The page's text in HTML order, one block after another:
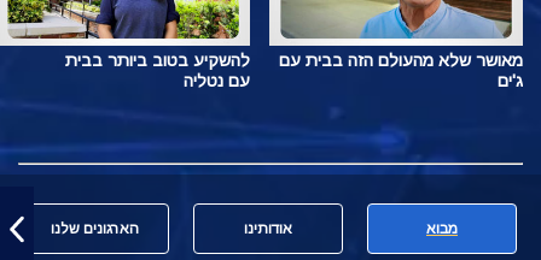
מאושר שלא מהעולם הזה בבית עם
ג'ים
להשקיע בטוב ביותר בבית
עם נטליה
מבוא אודותינו הארגונים שלנו